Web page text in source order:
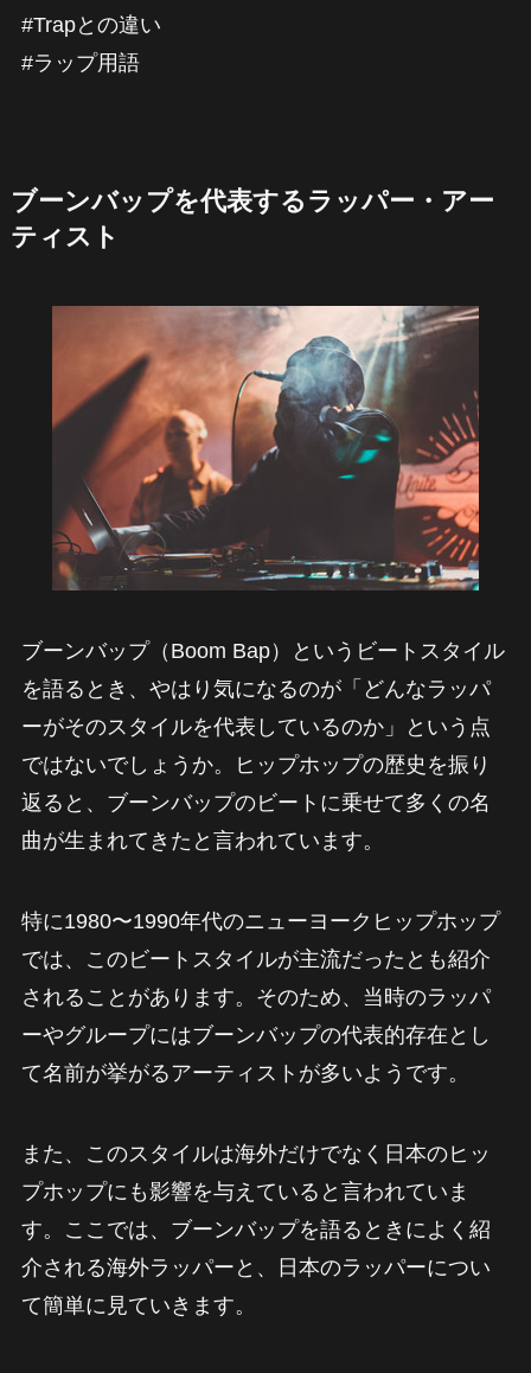
#Trapとの違い
#ラップ用語
ブーンバップを代表するラッパー・アー
ティスト
ブーンバップ（Boom Bap）というビートスタイル
を語るとき、やはり気になるのが「どんなラッパ
ーがそのスタイルを代表しているのか」という点
ではないでしょうか。ヒップホップの歴史を振り
返ると、ブーンバップのビートに乗せて多くの名
曲が生まれてきたと言われています。
特に1980〜1990年代のニューヨークヒップホップ
では、このビートスタイルが主流だったとも紹介
されることがあります。そのため、当時のラッパ
ーやグループにはブーンバップの代表的存在とし
て名前が挙がるアーティストが多いようです。
また、このスタイルは海外だけでなく日本のヒッ
プホップにも影響を与えていると言われていま
す。ここでは、ブーンバップを語るときによく紹
介される海外ラッパーと、日本のラッパーについ
て簡単に見ていきます。